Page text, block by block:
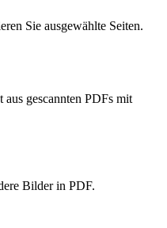
Sie ausgewählte Seiten.
aus gescannten PDFs mit
Bilder in PDF.